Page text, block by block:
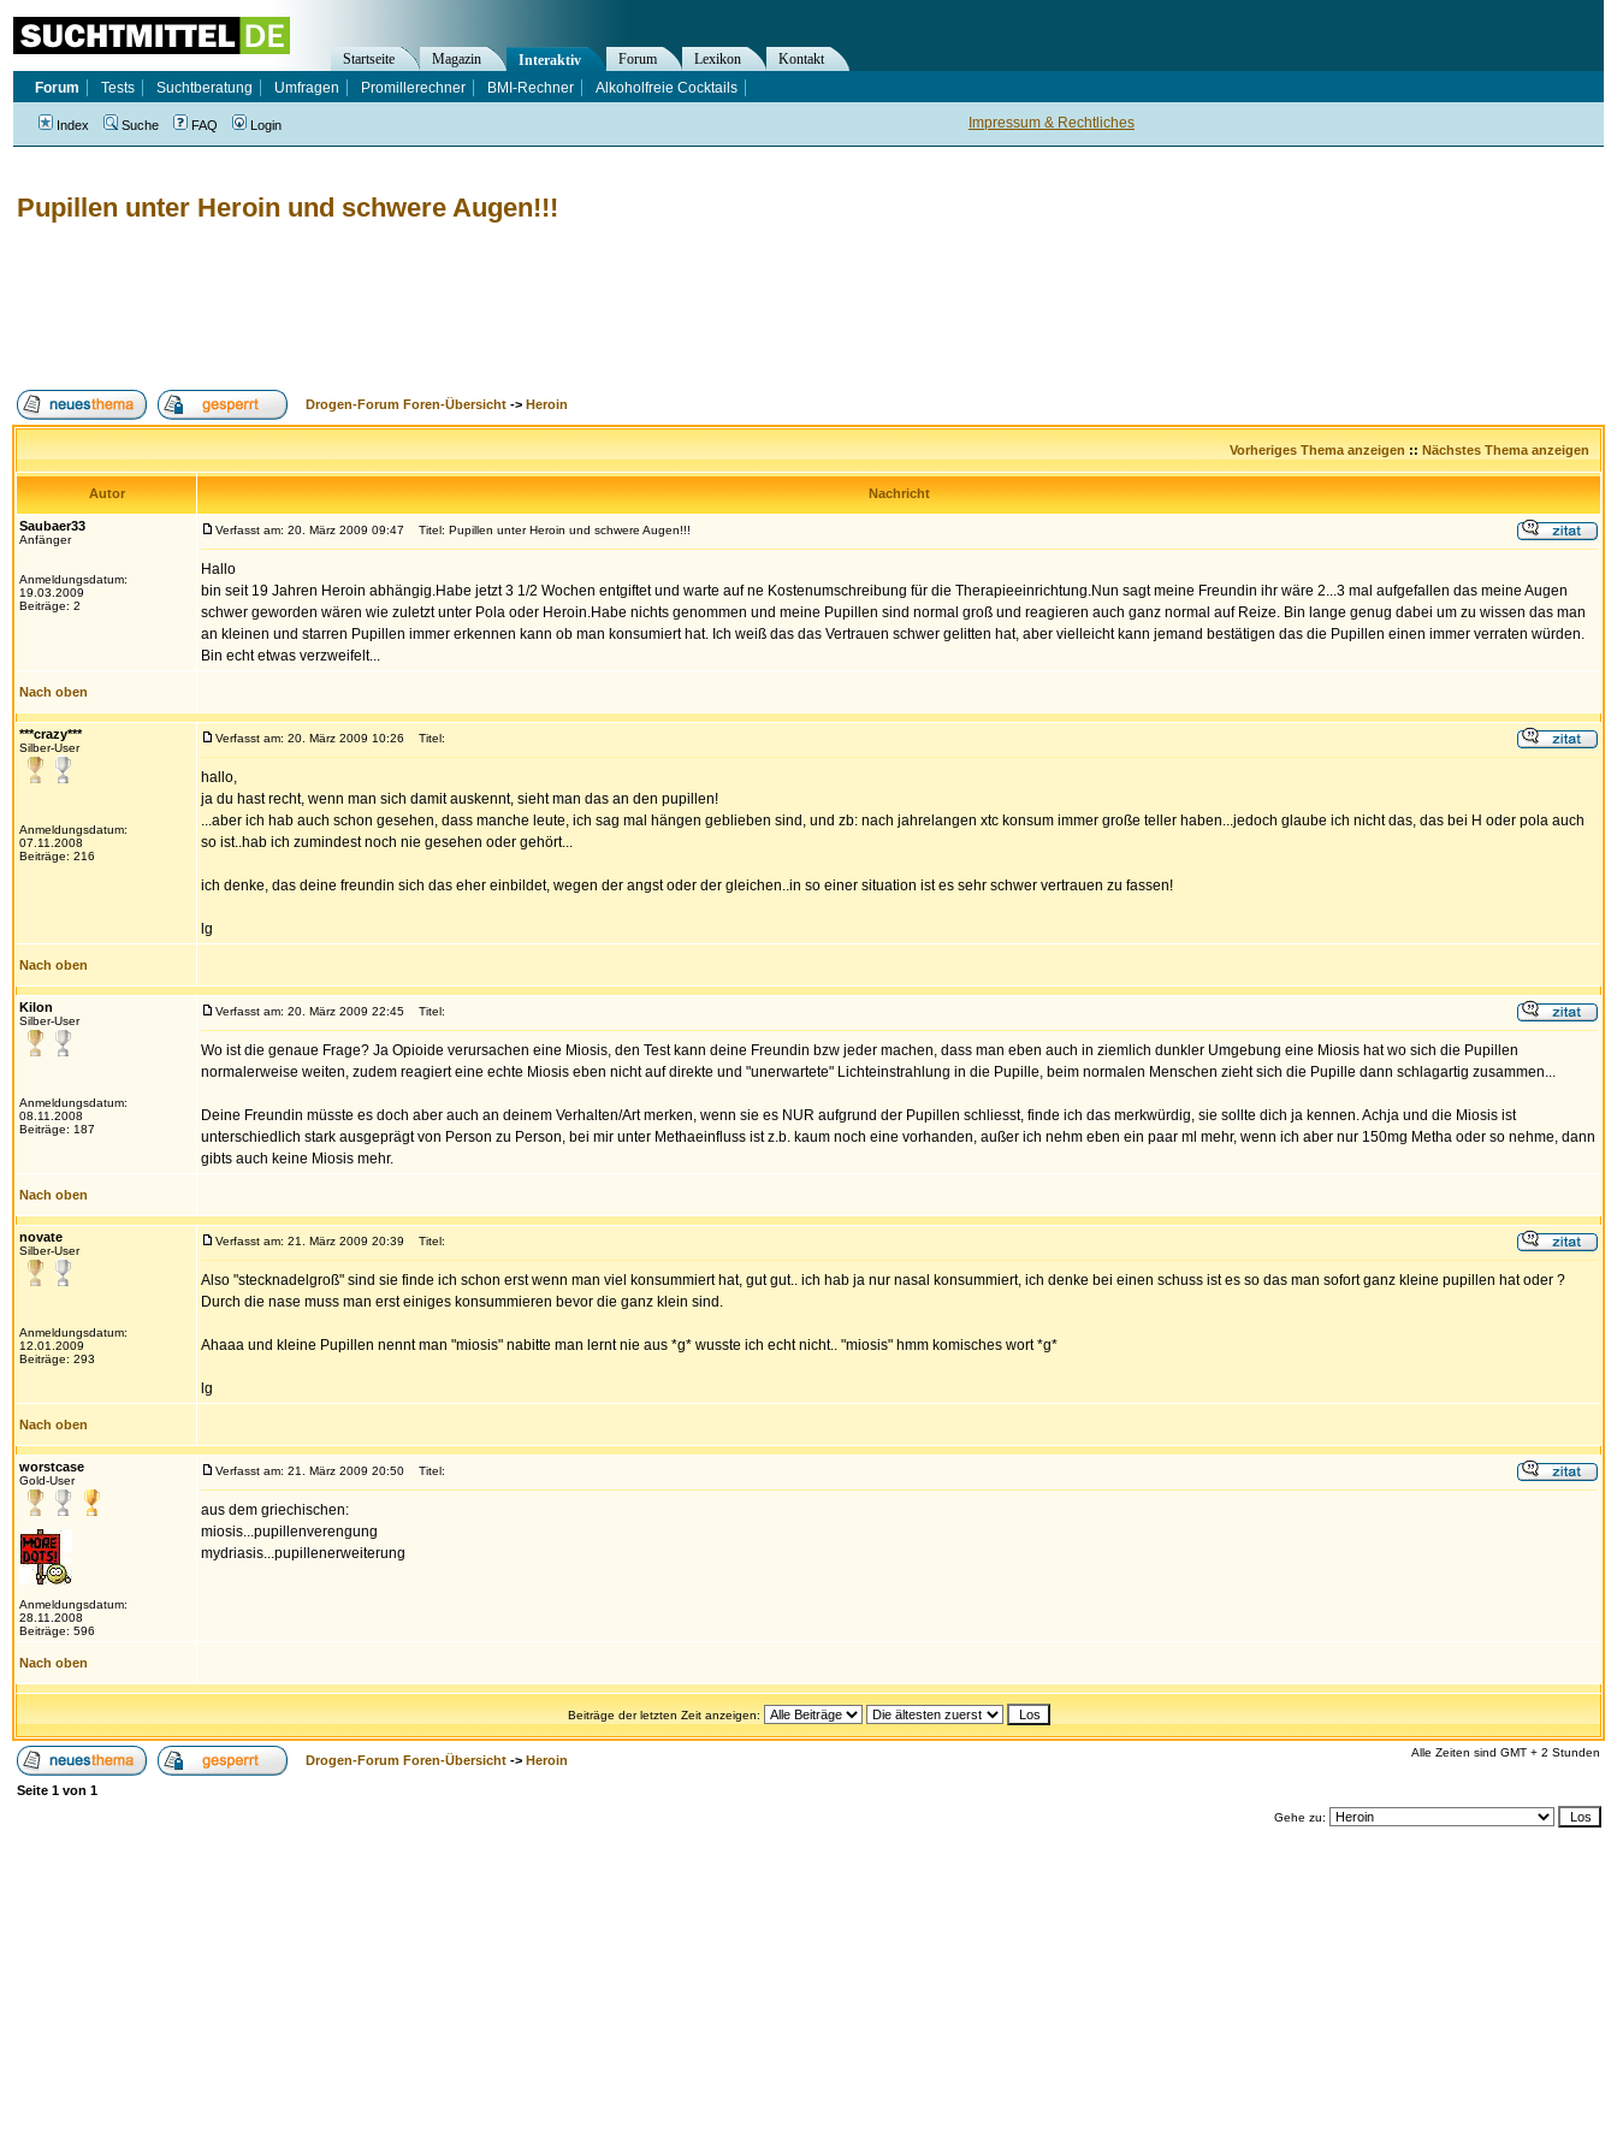
Pupillen unter Heroin und schwere Augen!!!
Drogen-Forum Foren-Übersicht -> Heroin
Vorheriges Thema anzeigen :: Nächstes Thema anzeigen
Autor Nachricht
Saubaer33
Anfänger
Anmeldungsdatum:
19.03.2009
Beiträge: 2
Verfasst am: 20. März 2009 09:47 Titel: Pupillen unter Heroin und schwere Augen!!!
Hallo
bin seit 19 Jahren Heroin abhängig.Habe jetzt 3 1/2 Wochen entgiftet und warte auf ne Kostenumschreibung für die Therapieeinrichtung.Nun sagt meine Freundin ihr wäre 2...3 mal aufgefallen das meine Augen
schwer geworden wären wie zuletzt unter Pola oder Heroin.Habe nichts genommen und meine Pupillen sind normal groß und reagieren auch ganz normal auf Reize. Bin lange genug dabei um zu wissen das man
an kleinen und starren Pupillen immer erkennen kann ob man konsumiert hat. Ich weiß das das Vertrauen schwer gelitten hat, aber vielleicht kann jemand bestätigen das die Pupillen einen immer verraten würden.
Bin echt etwas verzweifelt...
Nach oben
***crazy***
Silber-User
Anmeldungsdatum:
07.11.2008
Beiträge: 216
Verfasst am: 20. März 2009 10:26 Titel:
hallo,
ja du hast recht, wenn man sich damit auskennt, sieht man das an den pupillen!
...aber ich hab auch schon gesehen, dass manche leute, ich sag mal hängen geblieben sind, und zb: nach jahrelangen xtc konsum immer große teller haben...jedoch glaube ich nicht das, das bei H oder pola auch
so ist..hab ich zumindest noch nie gesehen oder gehört...
ich denke, das deine freundin sich das eher einbildet, wegen der angst oder der gleichen..in so einer situation ist es sehr schwer vertrauen zu fassen!
lg
Nach oben
Kilon
Silber-User
Anmeldungsdatum:
08.11.2008
Beiträge: 187
Verfasst am: 20. März 2009 22:45 Titel:
Wo ist die genaue Frage? Ja Opioide verursachen eine Miosis, den Test kann deine Freundin bzw jeder machen, dass man eben auch in ziemlich dunkler Umgebung eine Miosis hat wo sich die Pupillen
normalerweise weiten, zudem reagiert eine echte Miosis eben nicht auf direkte und "unerwartete" Lichteinstrahlung in die Pupille, beim normalen Menschen zieht sich die Pupille dann schlagartig zusammen...
Deine Freundin müsste es doch aber auch an deinem Verhalten/Art merken, wenn sie es NUR aufgrund der Pupillen schliesst, finde ich das merkwürdig, sie sollte dich ja kennen. Achja und die Miosis ist
unterschiedlich stark ausgeprägt von Person zu Person, bei mir unter Methaeinfluss ist z.b. kaum noch eine vorhanden, außer ich nehm eben ein paar ml mehr, wenn ich aber nur 150mg Metha oder so nehme, dann
gibts auch keine Miosis mehr.
Nach oben
novate
Silber-User
Anmeldungsdatum:
12.01.2009
Beiträge: 293
Verfasst am: 21. März 2009 20:39 Titel:
Also "stecknadelgroß" sind sie finde ich schon erst wenn man viel konsummiert hat, gut gut.. ich hab ja nur nasal konsummiert, ich denke bei einen schuss ist es so das man sofort ganz kleine pupillen hat oder ?
Durch die nase muss man erst einiges konsummieren bevor die ganz klein sind.
Ahaaa und kleine Pupillen nennt man "miosis" nabitte man lernt nie aus *g* wusste ich echt nicht.. "miosis" hmm komisches wort *g*
lg
Nach oben
worstcase
Gold-User
Anmeldungsdatum:
28.11.2008
Beiträge: 596
Verfasst am: 21. März 2009 20:50 Titel:
aus dem griechischen:
miosis...pupillenverengung
mydriasis...pupillenerweiterung
Nach oben
Beiträge der letzten Zeit anzeigen:
Drogen-Forum Foren-Übersicht -> Heroin
Alle Zeiten sind GMT + 2 Stunden
Seite 1 von 1
Gehe zu:
Impressum & Rechtliches
Startseite Magazin Interaktiv Forum Lexikon
Kontakt
Forum
Tests Suchtberatung Umfragen Promillerechner BMI-Rechner Alkoholfreie Cocktails
Index Suche FAQ Login